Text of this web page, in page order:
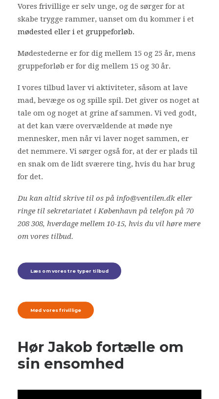
Vores frivillige er selv unge, og de sørger for at
skabe trygge rammer, uanset om du kommer i et
mødested eller i et gruppeforløb.
Mødestederne er for dig mellem 15 og 25 år, mens
gruppeforløb er for dig mellem 15 og 30 år.
I vores tilbud laver vi aktiviteter, såsom at lave
mad, bevæge os og spille spil. Det giver os noget at
tale om og noget at grine af sammen. Vi ved godt,
at det kan være overvældende at møde nye
mennesker, men når vi laver noget sammen, er
det nemmere. Vi sørger også for, at der er plads til
en snak om de lidt sværere ting, hvis du har brug
for det.
Du kan altid skrive til os på info@ventilen.dk eller
ringe til sekretariatet i København på telefon på 70
208 308, hverdage mellem 10-15, hvis du vil høre mere
om vores tilbud.
Læs om vores tre typer tilbud
Mød vores frivillige
Hør Jakob fortælle om
sin ensomhed